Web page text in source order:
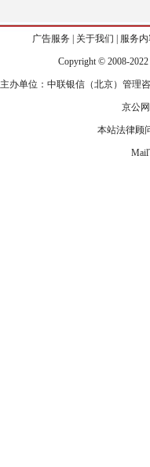
广告服务 关于我们 服务
Copyright © 2008-
主办单位：中联银信（北京）管理
京公
本站法律顾